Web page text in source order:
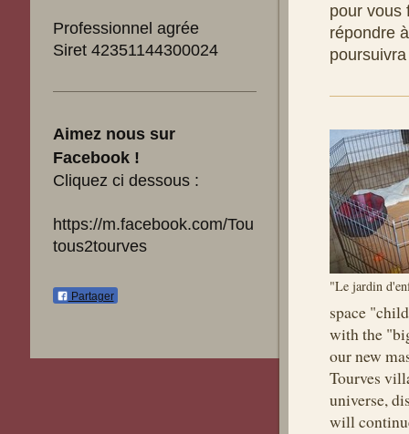
pour vous
répondre
"Le jardin
space "
withthe
ournew
Tourves
universe,
will
Professionnel agrée
Siret 42351144300024
Aimez nous sur
Facebook !
Cliquez ci dessous :
https://m.facebook.com/Tou
tous2tourves
Partager